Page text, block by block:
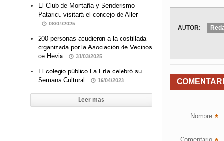
AUTOR:
Nombre *
Comentario
El Club de Montaña y Senderismo
Pataricu visitará el concejo de Aller
08/04/2025
200 personas acudieron a la costillada
organizada por la Asociación de Vecinos
de Hevia
31/03/2025
El colegio público La Ería celebró su
Semana Cultural
16/04/2023
Leer mas